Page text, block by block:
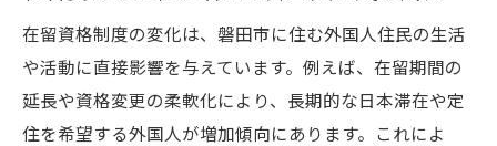
在留資格制度の変化は、磐田市に住む外国人住民の生活
や活動に直接影響を与えています。例えば、在留期間の
延長や資格変更の柔軟化により、長期的な日本滞在や定
住を希望する外国人が増加傾向にあります。これによ